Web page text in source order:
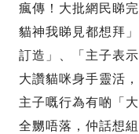
瘋傳！大批網民睇
貓神我睇見都想拜
訂造」、「主子表
大讚貓咪身手靈活
主子嘅行為有啲「
全嬲唔落，仲話想